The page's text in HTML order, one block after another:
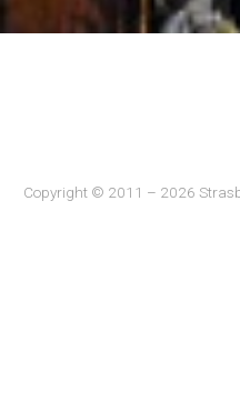
Copyright © 2011 – 2026